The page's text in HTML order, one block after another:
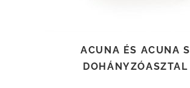
ACUNA ÉS ACUNA S
DOHÁNYZÓASZTAL